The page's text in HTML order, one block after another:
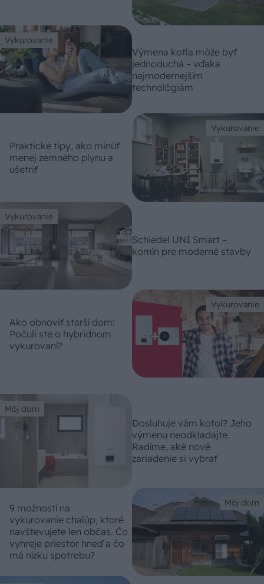
Vykurovanie
Výmena kotla môže byť
jednoduchá – vďaka
najmodernejším
technológiám
Vykurovanie
Praktické tipy, ako minúť
menej zemného plynu a
ušetriť
Vykurovanie
Schiedel UNI Smart –
komín pre moderné stavby
Vykurovanie
Ako obnoviť starší dom:
Počuli ste o hybridnom
vykurovaní?
Môj dom
Dosluhuje vám kotol? Jeho
výmenu neodkladajte.
Radíme, aké nové
zariadenie si vybrať
Môj dom
9 možností na
vykurovanie chalúp, ktoré
navštevujete len občas. Čo
vyhreje priestor hneď a čo
má nízku spotrebu?